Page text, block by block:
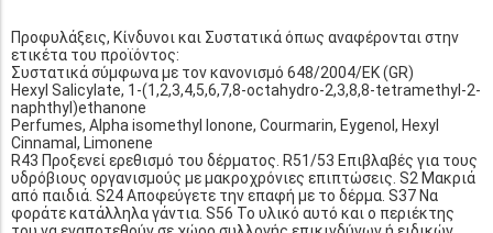
Προφυλάξεις, Κίνδυνοι και Συστατικά όπως αναφέρονται στην
ετικέτα του προϊόντος:
Συστατικά σύμφωνα με τον κανονισμό 648/2004/ΕΚ (GR)
Hexyl Salicylate, 1-(1,2,3,4,5,6,7,8-octahydro-2,3,8,8-tetramethyl-2-
naphthyl)ethanone
Perfumes, Alpha isomethyl Ionone, Courmarin, Eygenol, Hexyl
Cinnamal, Limonene
R43 Προξενεί ερεθισμό του δέρματος. R51/53 Επιβλαβές για τους
υδρόβιους οργανισμούς με μακροχρόνιες επιπτώσεις. S2 Μακριά
από παιδιά. S24 Αποφεύγετε την επαφή με το δέρμα. S37 Να
φοράτε κατάλληλα γάντια. S56 Το υλικό αυτό και ο περιέκτης